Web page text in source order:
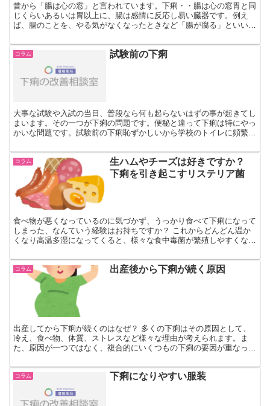
昔から「腸は心の窓」と言われています。下痢・・腸は心の窓胃と同
じくらいあるいは胃以上に、腸は感情に反応し易い臓器です。例え
ば、腸のことを、やる気がなくなったときなど「腸が腐る」といい、
コラム 試験前の下痢
大事な試験や入試の当日、普段なら何も起らないはずの事が起きてし
まいます。その一つが下痢の問題です。便秘と違って下痢は特にやっ
かいな問題です。試験前の下痢恥ずかしいから学校のトイレに頻繁に
コラム
生ハムやチーズは好きですか？
下痢を引き起こすリステリア菌
食べ物が悪くなっているのに気づかず、うっかり食べて下痢になって
しまった、なんていう経験はお持ちですか？ これからどんどん温か
くなり高温多湿になってくると、様々な食中毒菌が繁殖しやすくなり
コラム 出産後から下痢が続く原因
出産してから下痢が続くのはなぜ？ 多くの下痢はその原因として、
冷え、食べ物、体質、ストレスなど様々な理由が考えられます。ま
た、原因が一つではなく、複合的にいくつもの下痢の要因が重なって
コラム 下痢になりやすい服装